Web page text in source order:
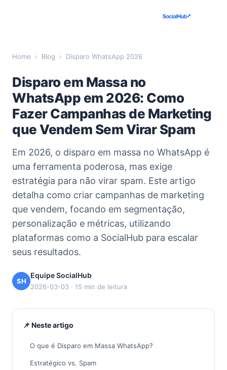
Home › Blog › Disparo WhatsApp 2026
Disparo em Massa no
WhatsApp em 2026: Como
Fazer Campanhas de Marketing
que Vendem Sem Virar Spam
Em 2026, o disparo em massa no WhatsApp é
uma ferramenta poderosa, mas exige
estratégia para não virar spam. Este artigo
detalha como criar campanhas de marketing
que vendem, focando em segmentação,
personalização e métricas, utilizando
plataformas como a SocialHub para escalar
seus resultados.
SH
Equipe SocialHub
2026-03-03 · 15 min de leitura
📌 Neste artigo
O que é Disparo em Massa WhatsApp?
Estratégico vs. Spam